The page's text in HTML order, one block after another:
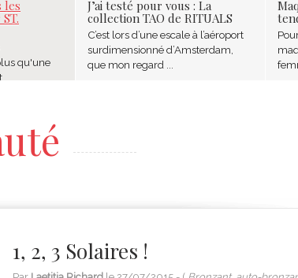
les
qu'une
J’ai testé pour vous : La
collection TAO de RITUALS
C’est lors d’une escale à l’aéroport
surdimensionné d’Amsterdam,
que mon regard ...
1, 2, 3 Solaires !